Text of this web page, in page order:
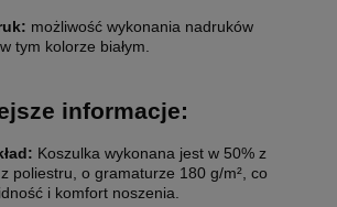
możliwość wykonania nadruków
tym kolorze białym.
informacje:
Koszulka wykonana jest w 50% z
z poliestru, o gramaturze 180 g/m², co
i komfort noszenia.